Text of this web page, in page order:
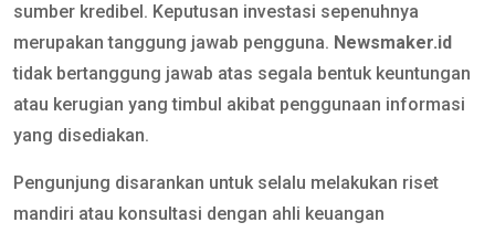
sumber kredibel. Keputusan investasi sepenuhnya
merupakan tanggung jawab pengguna. Newsmaker.id
tidak bertanggung jawab atas segala bentuk keuntungan
atau kerugian yang timbul akibat penggunaan informasi
yang disediakan.
Pengunjung disarankan untuk selalu melakukan riset
mandiri atau konsultasi dengan ahli keuangan